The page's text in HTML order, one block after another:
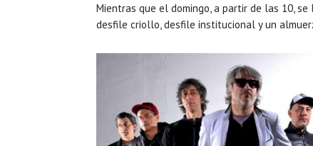
Mientras que el domingo, a partir de las 10,
desfile criollo, desfile institucional y un